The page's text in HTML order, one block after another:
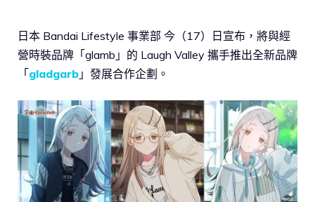
日本 Bandai Lifestyle 事業部 今（17）日宣布，將與經
營時裝品牌「glamb」的 Laugh Valley 攜手推出全新品牌
「gladgarb 」發展合作企劃。